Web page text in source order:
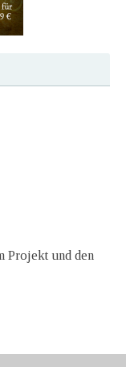
Projekt und den